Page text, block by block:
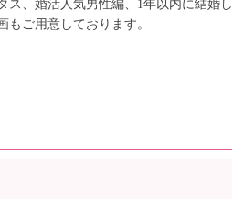
ス、婚活人気男性編、1年以内に結婚し
ご用意しております。